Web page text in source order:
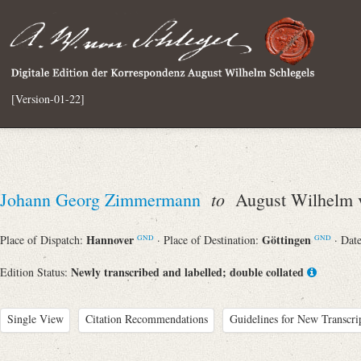
[Version-01-22]
Johann Georg Zimmermann toAugust Wilhelm
Place of Dispatch: Hannover GND · Place of Destination: Göttingen GND ·
Edition Status: Newly transcribed and labelled; double collated
Single View Citation Recommendations Guidelines for New